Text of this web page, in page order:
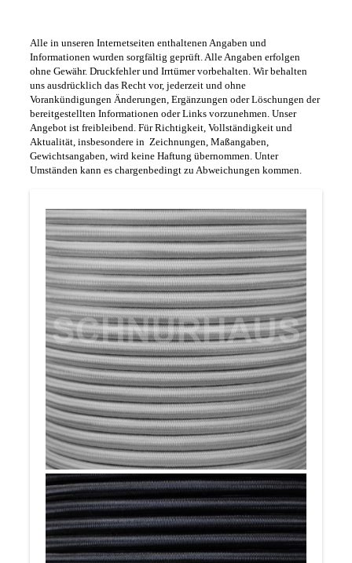
Alle in unseren Internetseiten enthaltenen Angaben und
Informationen wurden sorgfältig geprüft. Alle Angaben erfolgen
ohne Gewähr. Druckfehler und Irrtümer vorbehalten. Wir behalten
uns ausdrücklich das Recht vor, jederzeit und ohne
Vorankündigungen Änderungen, Ergänzungen oder Löschungen der
bereitgestellten Informationen oder Links vorzunehmen. Unser
Angebot ist freibleibend. Für Richtigkeit, Vollständigkeit und
Aktualität, insbesondere in Zeichnungen, Maßangaben,
Gewichtsangaben, wird keine Haftung übernommen. Unter
Umständen kann es chargenbedingt zu Abweichungen kommen.